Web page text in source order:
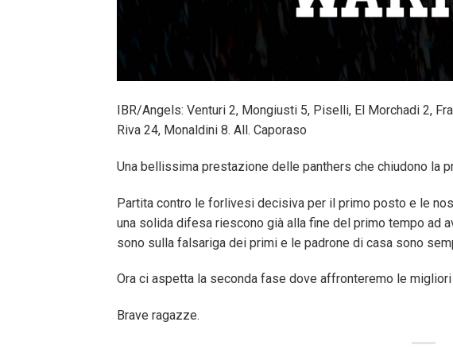
IBR/Angels: Venturi 2, Mongiusti 5, Piselli, El Morchadi 2,
Riva 24, Monaldini 8. All. Caporaso
Una bellissima prestazione delle panthers che chiudono la
Partita contro le forlivesi decisiva per il primo posto e le
una solida difesa riescono già alla fine del primo tempo ad
sono sulla falsariga dei primi e le padrone di casa sono
Ora ci aspetta la seconda fase dove affronteremo le
Brave ragazze.